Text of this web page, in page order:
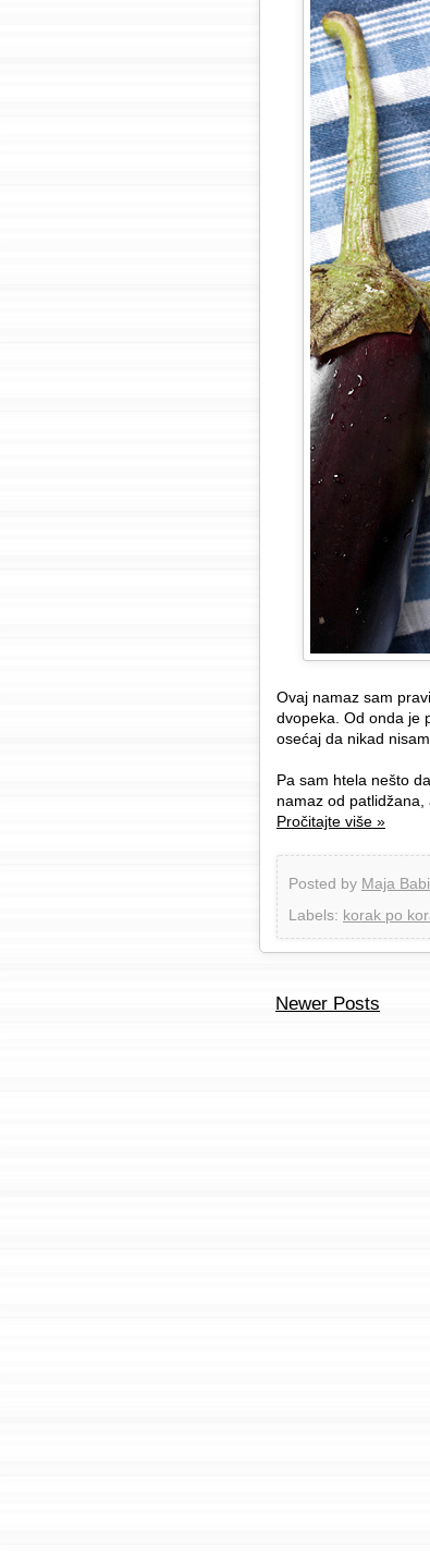
Ovaj namaz sam
dvopeka. Od onda je
osećaj da nikad
Pa sam htela nešto
namaz od
Pročitajte više »
Posted by Maja
Labels: korak po
Newer Posts